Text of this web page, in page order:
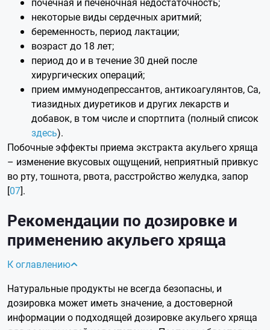
некоторые виды сердечных аритмий;
беременность, период лактации;
возраст до 18 лет;
период до и в течение 30 дней после
хирургических операций;
прием иммунодепрессантов, антикоагулянтов, Ca,
тиазидных диуретиков и других лекарств и
добавок, в том числе и спортпита (полный список
здесь).
Побочные эффекты приема экстракта акульего хряща
– изменение вкусовых ощущений, неприятный привкус
во рту, тошнота, рвота, расстройство желудка, запор
[07].
Рекомендации по дозировке и
применению акульего хряща
К оглавлению
Натуральные продукты не всегда безопасны, и
дозировка может иметь значение, а достоверной
информации о подходящей дозировке акульего хряща